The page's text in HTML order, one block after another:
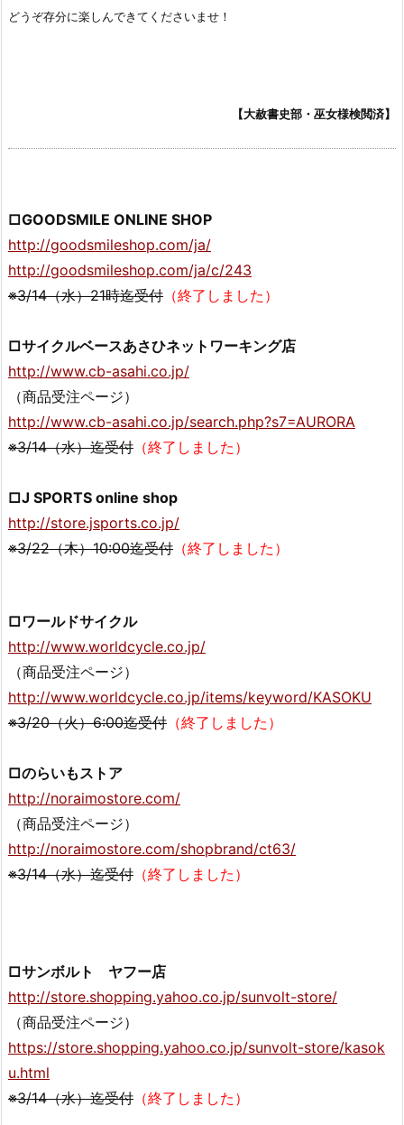
どうぞ存分に楽しんできてくださいませ！
【大赦書史部・巫女様検閲済】
□GOODSMILE ONLINE SHOP
http://goodsmileshop.com/ja/
http://goodsmileshop.com/ja/c/243
※3/14（水）21時迄受付 （終了しました）
□サイクルベースあさひネットワーキング店
http://www.cb-asahi.co.jp/
（商品受注ページ）
http://www.cb-asahi.co.jp/search.php?s7=AURORA
※3/14（水）迄受付 （終了しました）
□J SPORTS online shop
http://store.jsports.co.jp/
※3/22（木）10:00迄受付 （終了しました）
□ワールドサイクル
http://www.worldcycle.co.jp/
（商品受注ページ）
http://www.worldcycle.co.jp/items/keyword/KASOKU
※3/20（火）6:00迄受付 （終了しました）
□のらいもストア
http://noraimostore.com/
（商品受注ページ）
http://noraimostore.com/shopbrand/ct63/
※3/14（水）迄受付 （終了しました）
□サンボルト ヤフー店
http://store.shopping.yahoo.co.jp/sunvolt-store/
（商品受注ページ）
https://store.shopping.yahoo.co.jp/sunvolt-store/kasok
u.html
※3/14（水）迄受付 （終了しました）